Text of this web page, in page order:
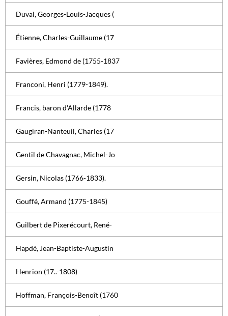
Duval, Georges-Louis-Jacques (
Étienne, Charles-Guillaume (17
Favières, Edmond de (1755-1837
Franconi, Henri (1779-1849).
Francis, baron d'Allarde (1778
Gaugiran-Nanteuil, Charles (17
Gentil de Chavagnac, Michel-Jo
Gersin, Nicolas (1766-1833).
Gouffé, Armand (1775-1845)
Guilbert de Pixerécourt, René-
Hapdé, Jean-Baptiste-Augustin
Henrion (17..-1808)
Hoffman, François-Benoît (1760